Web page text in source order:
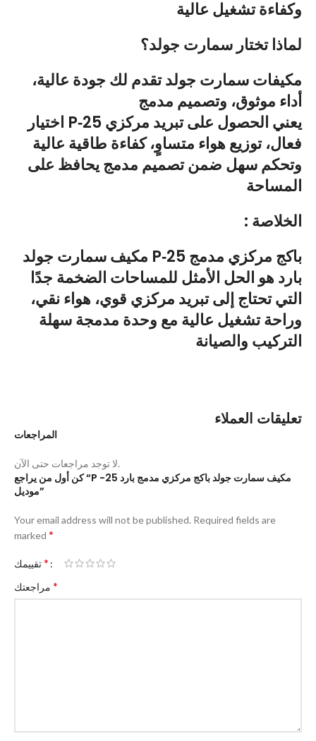
وكفاءة تشغيل عالية
لماذا تختار سمارت جولد؟
مكيفات سمارت جولد تقدم لك جودة عالية،
أداء موثوق، وتصميم مدمج
اختيار P‑25 يعني الحصول على تبريد مركزي
فعال، توزيع هواء متساوٍ، كفاءة طاقية عالية
وتحكم سهل ضمن تصميم مدمج يحافظ على
المساحة
: الخلاصة
مكيف سمارت جولد P‑25 باكج مركزي مدمج
بارد هو الحل الأمثل للمساحات الضخمة جدًا
التي تحتاج إلى تبريد مركزي قوي، هواء نقي،
وراحة تشغيل عالية مع وحدة مدمجة سهلة
التركيب والصيانة
تعليقات العملاء
المراجعات
لا توجد مراجعات حتى الآن.
كن أول من يراجع “P -25 مكيف سمارت جولد باكج مركزي مدمج بارد
موديل”
Your email address will not be published. Required fields are
marked *
*
*